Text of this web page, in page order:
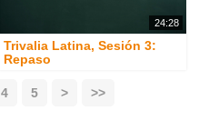
24:28
Trivalia Latina, Sesión 3:
Repaso
4 5 > >>